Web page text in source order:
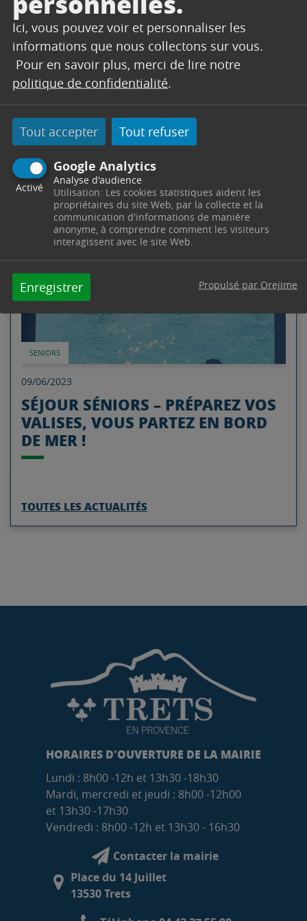
Ici, vous pouvez voir et personnaliser les
informations que nous collectons sur vous.
Pour en savoir plus, merci de lire notre
politique de confidentialité.
Tout accepter Tout refuser
Google Analytics
Activé
Analyse d'audience
Utilisation: Les cookies statistiques aident les
propriétaires du site Web, par la collecte et la
communication d'informations de manière
anonyme, à comprendre comment les visiteurs
interagissent avec le site Web.
Enregistrer Propulsé par Orejime
13h30 - 17h / Vendredi : 8h30 - 12h & 13h30-16h /
franceservices@trets.fr
Contacter par mail
Contacter
ACTUALITÉS
SENIORS
09/06/2023
SÉJOUR SÉNIORS – PRÉPAREZ VOS
VALISES, VOUS PARTEZ EN BORD
DE MER !
Lire l'article
TOUTES LES ACTUALITÉS
HORAIRES D'OUVERTURE DE LA MAIRIE
Lundi : 8h00 -12h et 13h30 -18h30
Mardi, mercredi et jeudi : 8h00 -12h00
et 13h30 -17h30
Vendredi : 8h00 -12h et 13h30 - 16h30
Contacter la mairie
Place du 14 Juillet
13530 Trets